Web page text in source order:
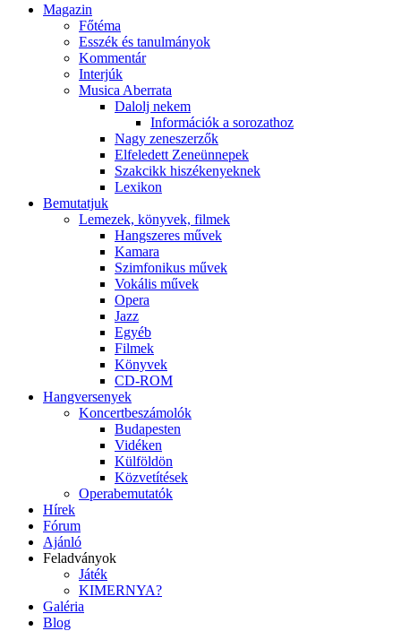
Magazin
Főtéma
Esszék és tanulmányok
Kommentár
Interjúk
Musica Aberrata
Dalolj nekem
Információk a sorozathoz
Nagy zeneszerzők
Elfeledett Zeneünnepek
Szakcikk hiszékenyeknek
Lexikon
Bemutatjuk
Lemezek, könyvek, filmek
Hangszeres művek
Kamara
Szimfonikus művek
Vokális művek
Opera
Jazz
Egyéb
Filmek
Könyvek
CD-ROM
Hangversenyek
Koncertbeszámolók
Budapesten
Vidéken
Külföldön
Közvetítések
Operabemutatók
Hírek
Fórum
Ajánló
Feladványok
Játék
KIMERNYA?
Galéria
Blog